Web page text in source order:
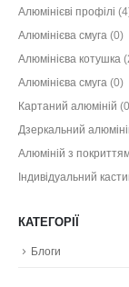
Алюмінієві профілі
Алюмінієва смуга (0)
Алюмінієва котушка
Алюмінієва смуга (0)
Картаний алюміній
Дзеркальний
Алюміній з
Індивідуальний
КАТЕГОРІЇ
Блоги